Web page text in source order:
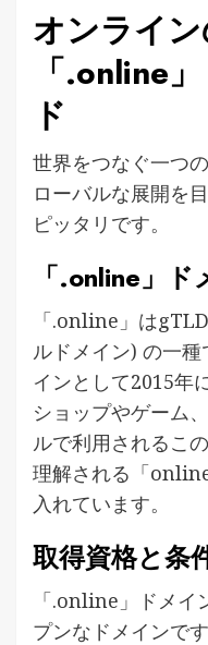
オンライ
「.online
ド
世界をつなぐ一つ
ローバルな展開を
ピッタリです。
「.online」
「.online」は
ルドメイン) の一
インとして2015年
ショップやゲーム
ルで利用されるこ
理解される「
入れています。
取得資格と条
「.online」ドメイ
プンなドメインで